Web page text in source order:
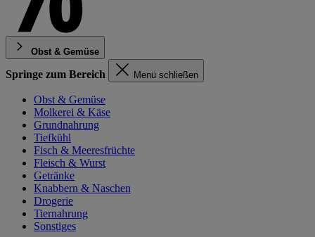
Obst & Gemüse
Springe zum Bereich Menü schließen
Obst & Gemüse
Molkerei & Käse
Grundnahrung
Tiefkühl
Fisch & Meeresfrüchte
Fleisch & Wurst
Getränke
Knabbern & Naschen
Drogerie
Tiernahrung
Sonstiges